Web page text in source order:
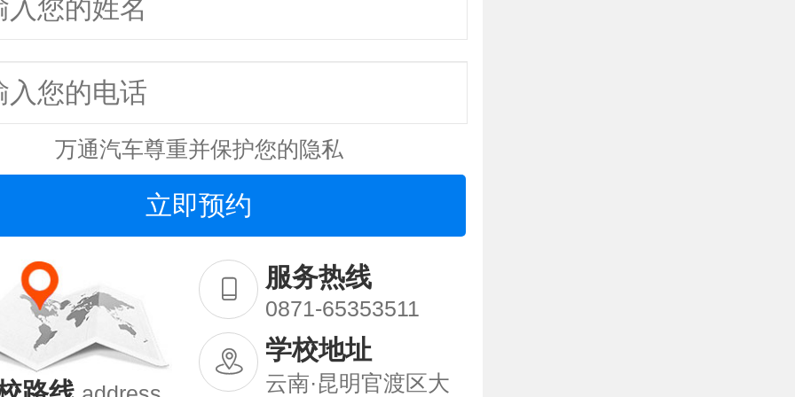
万通汽车尊重并保护您的隐私
服务热线
0871-65353511
学校地址
云南·昆明官渡区大